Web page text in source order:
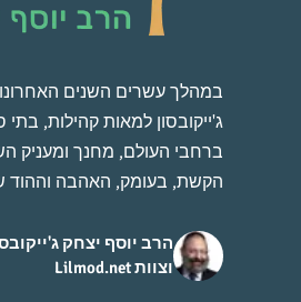
במהלך עשרים השנים
ג'ייקובסון למאות קהילות,
ברחבי העולם, מחנך ומעניק
הקשת, בעומק, האהבה
הרב יוסף יצחק
וצוות Lilmod.net